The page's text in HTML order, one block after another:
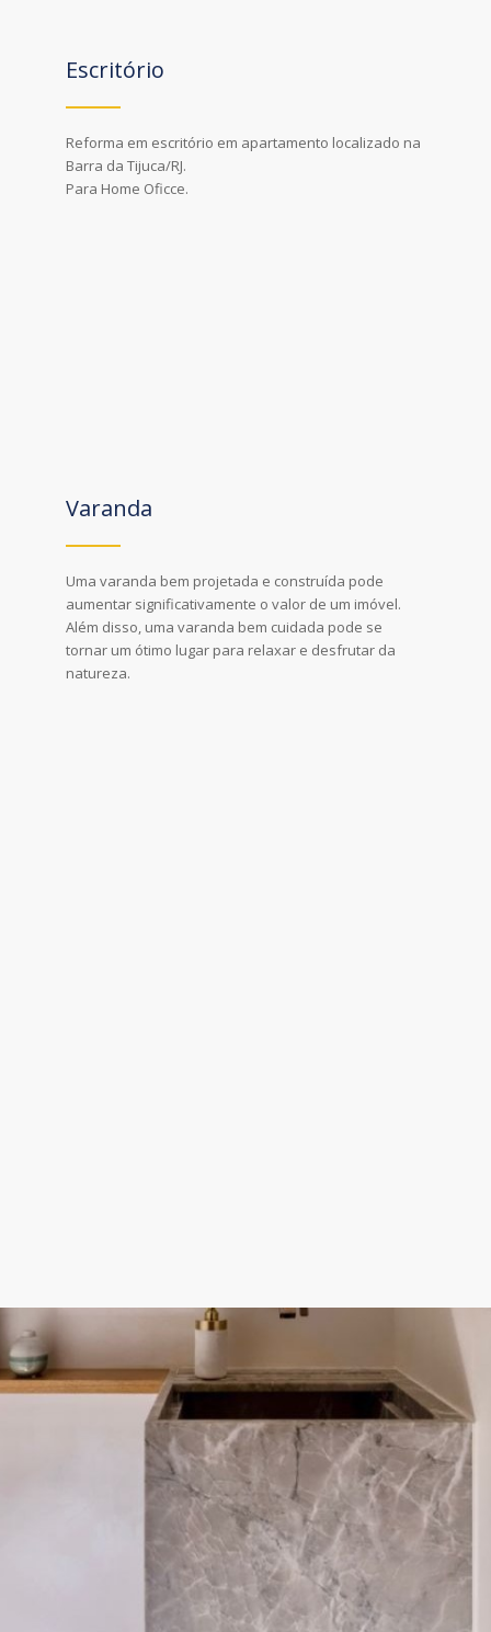
Escritório
Reforma em escritório em apartamento localizado na
Barra da Tijuca/RJ.
Para Home Oficce.
Varanda
Uma varanda bem projetada e construída pode
aumentar significativamente o valor de um imóvel.
Além disso, uma varanda bem cuidada pode se
tornar um ótimo lugar para relaxar e desfrutar da
natureza.